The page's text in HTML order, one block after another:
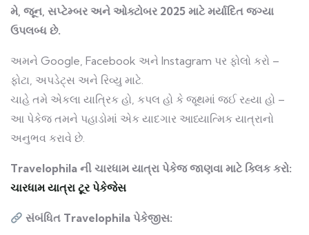
મે, જૂન, સપ્ટેમ્બર અને ઓક્ટોબર 2025 માટે મર્યાદિત જગ્યા
ઉપલબ્ધ છે.
અમને Google, Facebook અને Instagram પર ફોલો કરો –
ફોટા, અપડેટ્સ અને રિવ્યુ માટે.
ચાહે તમે એકલા યાત્રિક હો, કપલ હો કે જૂથમાં જઈ રહ્યા હો –
આ પેકેજ તમને પહાડોમાં એક યાદગાર આધ્યાત્મિક યાત્રાનો
અનુભવ કરાવે છે.
Travelophila ની ચારધામ યાત્રા પેકેજ જાણવા માટે ક્લિક કરો:
ચારધામ યાત્રા ટૂર પેકેજેસ
સંબંધિત Travelophila પેકેજીસ: